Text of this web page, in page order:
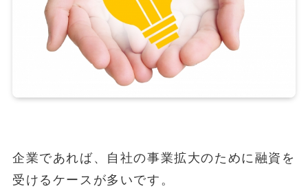
企業であれば、自社の事業拡大のために融資を
受けるケースが多いです。